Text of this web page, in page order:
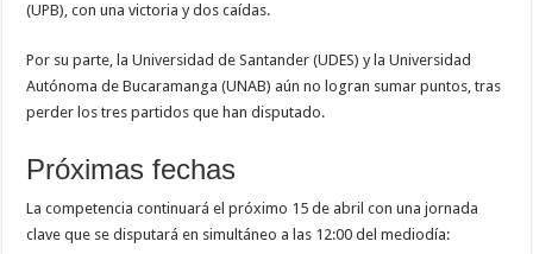
(UPB), con una victoria y dos caídas.
Por su parte, la Universidad de Santander (UDES) y la Universidad
Autónoma de Bucaramanga (UNAB) aún no logran sumar puntos, tras
perder los tres partidos que han disputado.
Próximas fechas
La competencia continuará el próximo 15 de abril con una jornada
clave que se disputará en simultáneo a las 12:00 del mediodía: